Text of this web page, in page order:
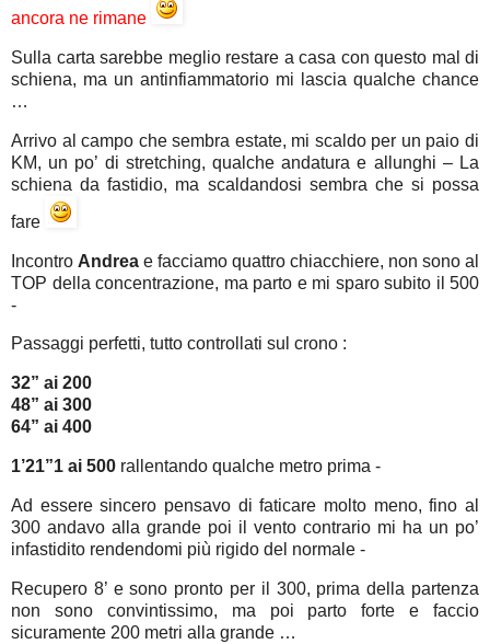
ancora ne rimane
Sulla carta sarebbe meglio restare a casa con questo mal di
schiena, ma un antinfiammatorio mi lascia qualche chance
…
Arrivo al campo che sembra estate, mi scaldo per un paio di
KM, un po’ di stretching, qualche andatura e allunghi – La
schiena da fastidio, ma scaldandosi sembra che si possa
fare
Incontro Andrea e facciamo quattro chiacchiere, non sono al
TOP della concentrazione, ma parto e mi sparo subito il 500
-
Passaggi perfetti, tutto controllati sul crono :
32” ai 200
48” ai 300
64” ai 400
1’21”1 ai 500 rallentando qualche metro prima -
Ad essere sincero pensavo di faticare molto meno, fino al
300 andavo alla grande poi il vento contrario mi ha un po’
infastidito rendendomi più rigido del normale -
Recupero 8’ e sono pronto per il 300, prima della partenza
non sono convintissimo, ma poi parto forte e faccio
sicuramente 200 metri alla grande …